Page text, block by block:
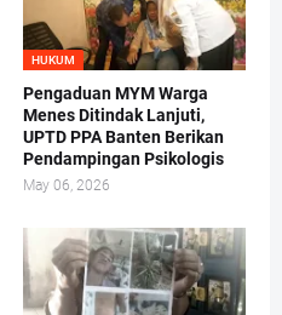
HUKUM
Pengaduan MYM Warga
Menes Ditindak Lanjuti,
UPTD PPA Banten Berikan
Pendampingan Psikologis
May 06, 2026